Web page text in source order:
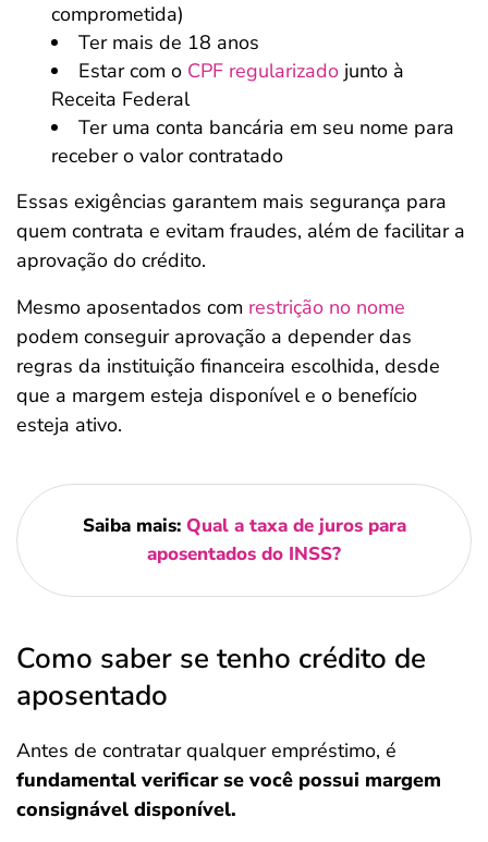
comprometida)
Ter mais de 18 anos
Estar com o CPF regularizado junto à
Receita Federal
Ter uma conta bancária em seu nome para
receber o valor contratado
Essas exigências garantem mais segurança para
quem contrata e evitam fraudes, além de facilitar a
aprovação do crédito.
Mesmo aposentados com restrição no nome
podem conseguir aprovação a depender das
regras da instituição financeira escolhida, desde
que a margem esteja disponível e o benefício
esteja ativo.
Saiba mais: Qual a taxa de juros para
aposentados do INSS?
Como saber se tenho crédito de
aposentado
Antes de contratar qualquer empréstimo, é
fundamental verificar se você possui margem
consignável disponível.